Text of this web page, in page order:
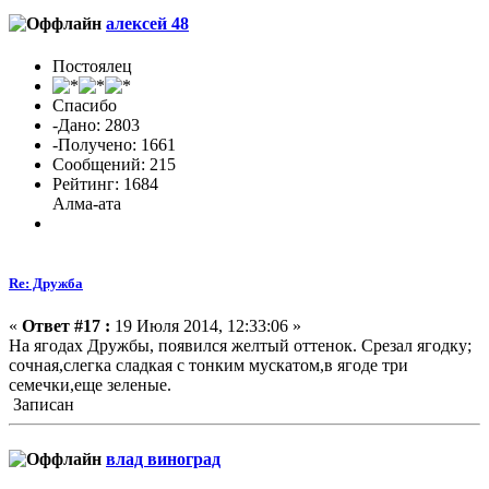
алексей 48
Постоялец
Спасибо
-Дано: 2803
-Получено: 1661
Сообщений: 215
Рейтинг: 1684
Алма-ата
Re: Дружба
« Ответ #17 : 19 Июля 2014, 12:33:06 »
На ягодах Дружбы, появился желтый оттенок. Срезал ягодку;
сочная,слегка сладкая с тонким мускатом,в ягоде три
семечки,еще зеленые.
Записан
влад виноград